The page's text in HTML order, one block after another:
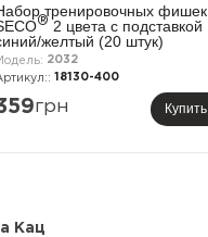
тренировочных фишек
® 2 цвета с подставкой
желтый (20 штук)
2032
18130-400
грн Купить
Кац